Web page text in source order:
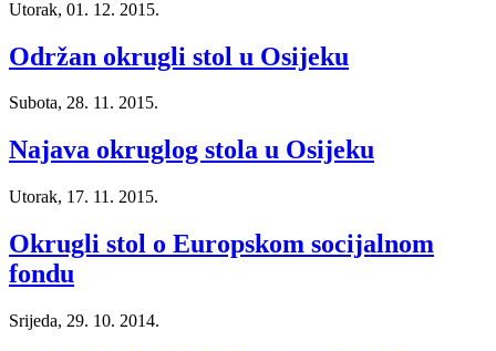
Utorak, 01. 12. 2015.
Održan okrugli stol u Osijeku
Subota, 28. 11. 2015.
Najava okruglog stola u Osijeku
Utorak, 17. 11. 2015.
Okrugli stol o Europskom socijalnom
fondu
Srijeda, 29. 10. 2014.